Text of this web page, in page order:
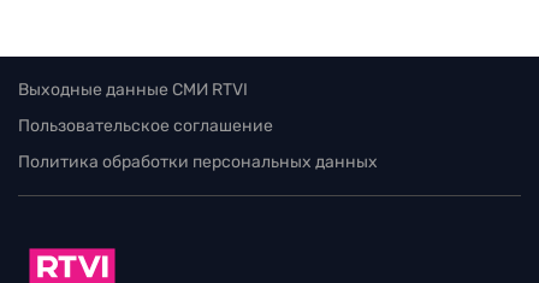
Выходные данные СМИ RTVI
Пользовательское соглашение
Политика обработки персональных данных